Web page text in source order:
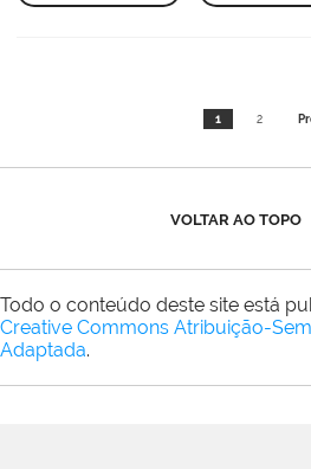
1 2
VOLTAR AO TOPO
Todo o conteúdo deste site está
Creative Commons Atribuição-
Adaptada.